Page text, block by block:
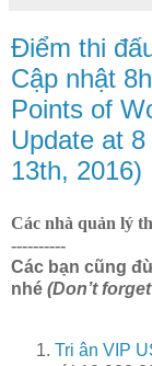
Điểm thi
Cập nhật
Points of
Update at
13th, 2016)
Các nhà quản lý
----------
Các bạn cũng
nhé (Don’t
Tri ân VIP